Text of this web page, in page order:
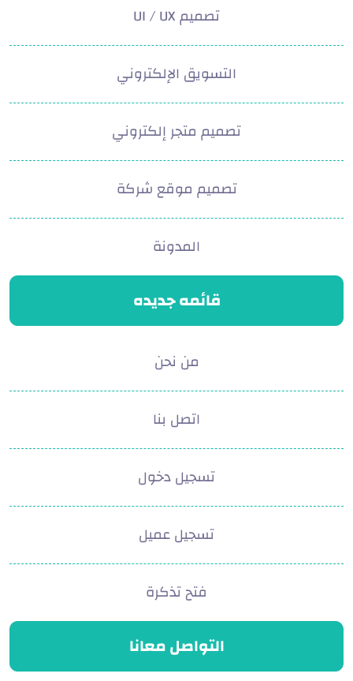
تصميم UI / UX
التسويق الإلكتروني
تصميم متجر إلكتروني
تصميم موقع شركة
المدونة
قائمه جديده
من نحن
اتصل بنا
تسجيل دخول
تسجيل عميل
فتح تذكرة
التواصل معانا